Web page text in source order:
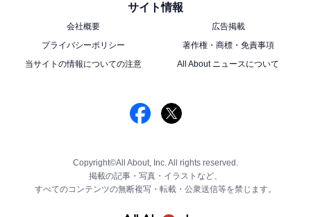
サイト情報
会社概要
広告掲載
プライバシーポリシー
著作権・商標・免責事項
当サイトの情報についての注意
All About ニュースについて
Copyright©All About, Inc. All rights reserved.
掲載の記事・写真・イラストなど、
すべてのコンテンツの無断複写・転載・公衆送信等を禁じます。